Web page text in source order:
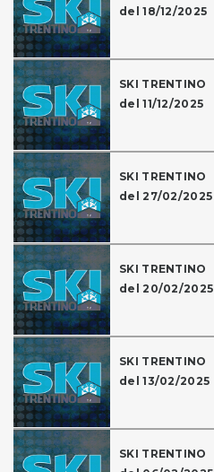
del 18/12/2025
SKI TRENTINO
del 11/12/2025
SKI TRENTINO
del 27/02/2025
SKI TRENTINO
del 20/02/2025
SKI TRENTINO
del 13/02/2025
SKI TRENTINO